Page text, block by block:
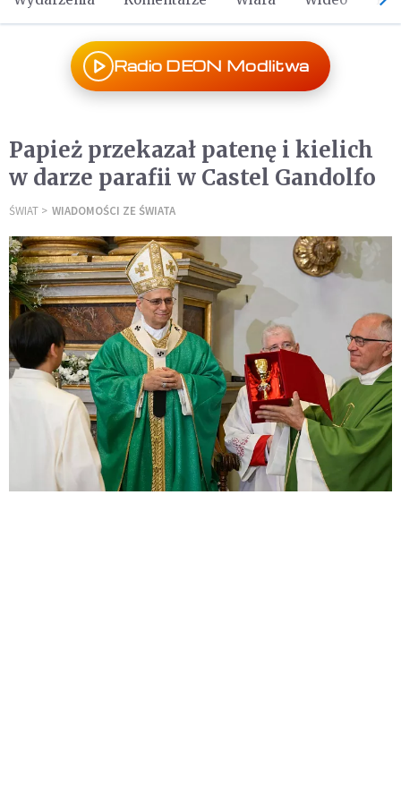
Radio DEON Modlitwa
Papież przekazał patenę i kielich
w darze parafii w Castel Gandolfo
ŚWIAT WIADOMOŚCI ZE ŚWIATA